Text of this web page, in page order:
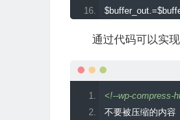
$buffer_out.=
$savings=($initial-
$buffer_out
return $buffer_out ;}
ob_start(
通过代码可以实
<!--wp-compress-
不要被压缩的内容